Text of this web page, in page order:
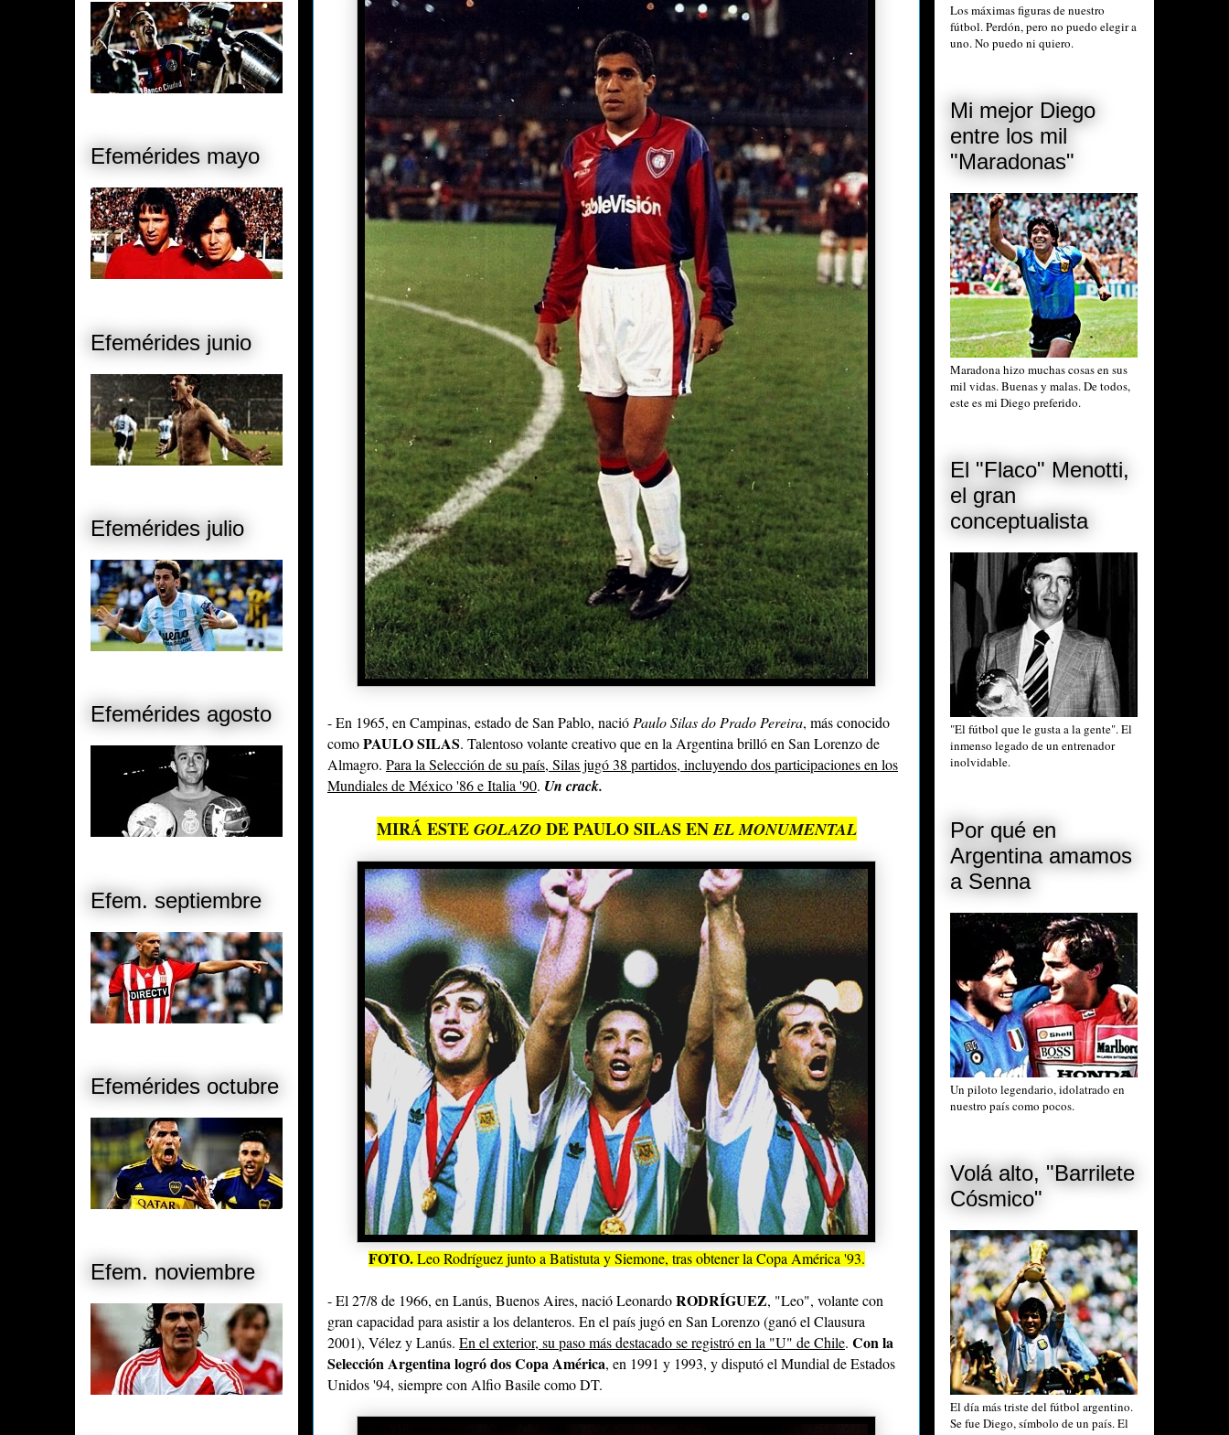
- En 1965, en Campinas, estado de San Pablo, nació Paulo Silas do Prado Pereira, más conocido
comoPAULO SILAS. Talentoso volante creativo que en la Argentina brilló en San Lorenzo de
Almagro. Para la Selección de su país, Silas jugó 38 partidos, incluyendo dos participaciones en los
Mundiales de México '86 e Italia '90. Un crack.
MIRÁ ESTE GOLAZO DE PAULO SILAS ENEL MONUMENTAL
FOTO.Leo Rodríguez junto a Batistuta y Siemone, tras obtener la Copa América '93.
- El 27/8 de 1966, en Lanús, Buenos Aires, nació LeonardoRODRÍGUEZ, "Leo", volante con
gran capacidad para asistir a los delanteros. En el país jugó en San Lorenzo (ganó el Clausura
2001), Vélez y Lanús. En el exterior, su paso más destacado se registró en la "U" de Chile. Con la
Selección Argentina logró dos Copa América, en 1991 y 1993, y disputó el Mundial de Estados
Unidos '94, siempre con Alfio Basile como DT.
Efemérides mayo
Efemérides junio
Efemérides julio
Efemérides agosto
Efem. septiembre
Efemérides octubre
Efem. noviembre
Los máximas figuras de nuestro
fútbol. Perdón, pero no puedo elegir a
uno. No puedo ni quiero.
Mi mejor Diego
entre los mil
"Maradonas"
Maradona hizo muchas cosas en sus
mil vidas. Buenas y malas. De todos,
este es mi Diego preferido.
El "Flaco" Menotti,
el gran
conceptualista
"El fútbol que le gusta a la gente". El
inmenso legado de un entrenador
inolvidable.
Por qué en
Argentina amamos
a Senna
Un piloto legendario, idolatrado en
nuestro país como pocos.
Volá alto, "Barrilete
Cósmico"
El día más triste del fútbol argentino.
Se fue Diego, símbolo de un país. El